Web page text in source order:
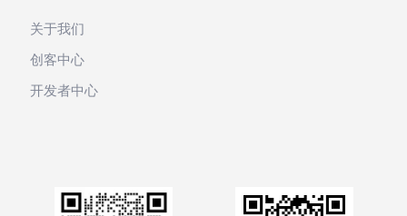
关于我们
创客中心
开发者中心